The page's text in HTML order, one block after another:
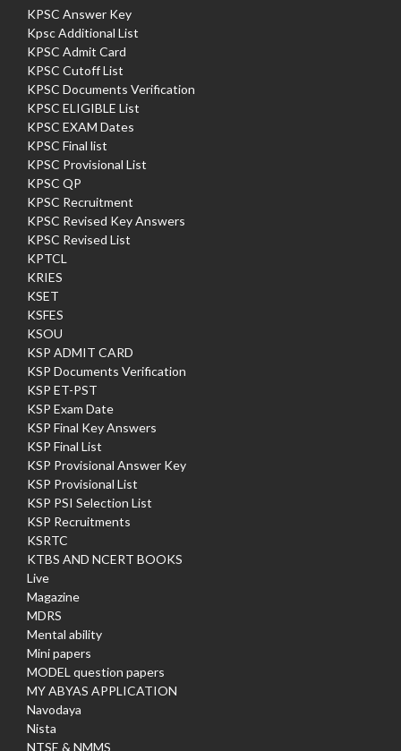
KPSC Answer Key
Kpsc Additional List
KPSC Admit Card
KPSC Cutoff List
KPSC Documents Verification
KPSC ELIGIBLE List
KPSC EXAM Dates
KPSC Final list
KPSC Provisional List
KPSC QP
KPSC Recruitment
KPSC Revised Key Answers
KPSC Revised List
KPTCL
KRIES
KSET
KSFES
KSOU
KSP ADMIT CARD
KSP Documents Verification
KSP ET-PST
KSP Exam Date
KSP Final Key Answers
KSP Final List
KSP Provisional Answer Key
KSP Provisional List
KSP PSI Selection List
KSP Recruitments
KSRTC
KTBS AND NCERT BOOKS
Live
Magazine
MDRS
Mental ability
Mini papers
MODEL question papers
MY ABYAS APPLICATION
Navodaya
Nista
NTSE & NMMS